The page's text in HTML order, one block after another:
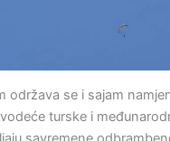
održava se i sajam
turske i